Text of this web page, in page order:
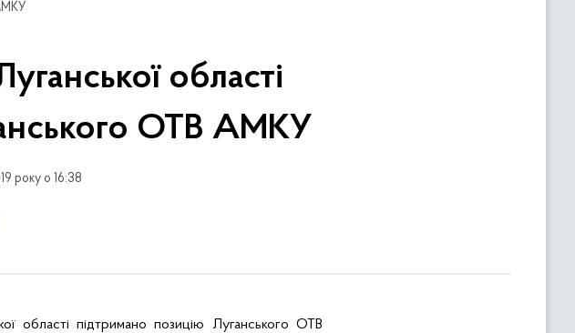
області
ОТВ АМКУ
року о 16:38
області підтримано позицію Луганського ОТВ